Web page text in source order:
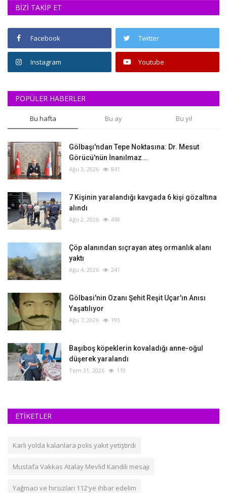
BİZİ TAKİP ET
Facebook Twitter
Instagram Youtube
POPÜLER HABERLER
Bu hafta Bu ay Bu yıl
Gölbaşı'ndan Tepe Noktasına: Dr. Mesut
Görücü'nün İnanılmaz...
Ağu 3, 2026 841
‎7 Kişinin yaralandığı kavgada 6 kişi gözaltına
alındı
Ağu 2, 2026 458
Çöp alanından sıçrayan ateş ormanlık alanı
yaktı
Ağu 4, 2026 241
Gölbasi'nin Ozanı Şehit Reşit Uçar'ın Anısı
Yaşatılıyor
Ağu 7, 2026 193
Başıboş köpeklerin kovaladığı anne-oğul
düşerek yaralandı
Tem 31, 2026 110
ETİKETLER
Karlı yolda kalanlara polis yakıt yetiştirdi
Mustafa Vakkas Atalay Mevlid Kandili mesajı
Yağmacı ve hırsızları 112'ye ihbar edelim